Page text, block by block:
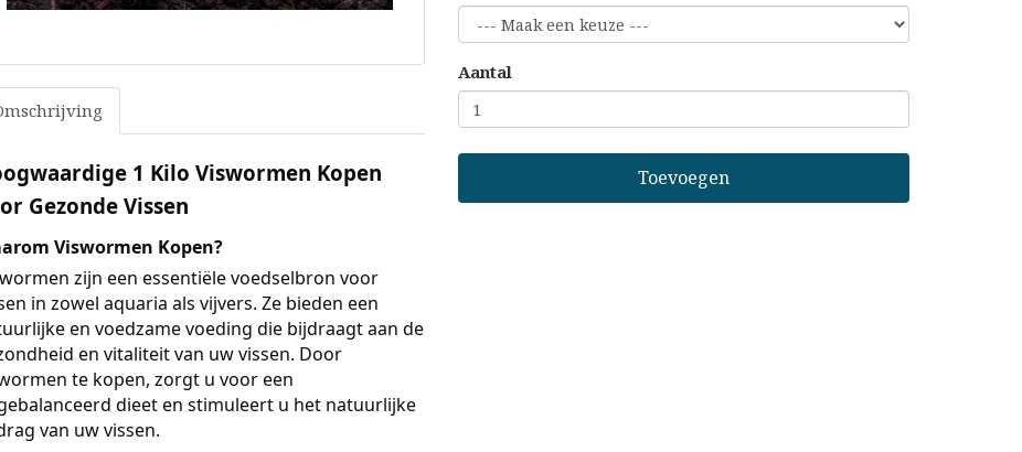
1 Kilo Viswormen Kopen
Gezonde Vissen
Viswormen Kopen?
zijn een essentiële voedselbron voor
in zowel aquaria als vijvers. Ze bieden een
en voedzame voeding die bijdraagt aan de
en vitaliteit van uw vissen. Door
te kopen, zorgt u voor een
dieet en stimuleert u het natuurlijke
van uw vissen.
Aantal
Toevoegen